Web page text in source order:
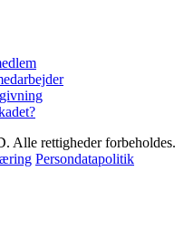
Alle rettigheder forbeholdes.
Persondatapolitik